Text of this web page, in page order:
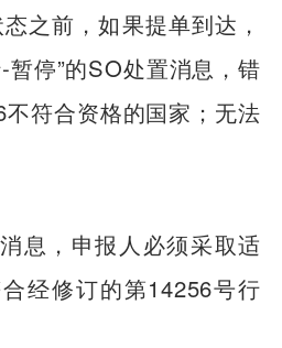
之前，如果提单到达，
暂停”的SO处置消息，错
符合资格的国家；无法
息，申报人必须采取适
经修订的第14256号行